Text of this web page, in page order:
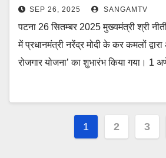
मुख्यमंत्री हुए शामिल
SEP 26, 2025 SANGAMTV
पटना 26 सितम्बर 2025 मुख्यमंत्री श्री
में प्रधानमंत्री नरेंद्र मोदी के कर कमलों
रोजगार योजना’ का शुभारंभ किया गया। 1
Posts
1 2 3